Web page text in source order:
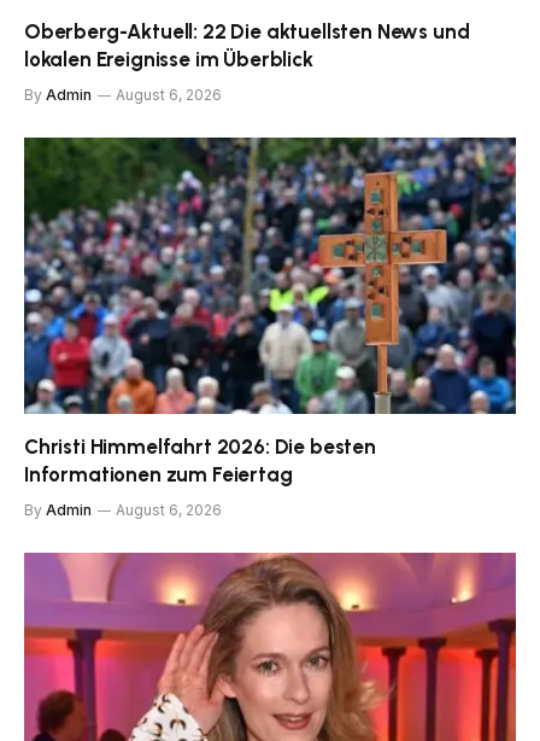
Oberberg-Aktuell: 22 Die aktuellsten News und
lokalen Ereignisse im Überblick
By Admin August 6, 2026
Christi Himmelfahrt 2026: Die besten
Informationen zum Feiertag
By Admin August 6, 2026